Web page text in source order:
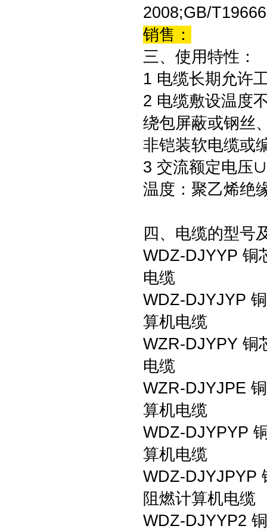
2008;GB/
销售：
三、使用特性：
1 电缆长期允许
2 电缆敷设温度
绕包屏蔽或钢丝
非铠装软电缆或
3 交流额定电压
温度：聚乙烯绝
四、电缆的型号
WDZ-DJYYP 铜
电缆
WDZ-DJYJYP
算机电缆
WZR-DJYPY 铜
电缆
WZR-DJYJPE
算机电缆
WDZ-DJYPYP
算机电缆
WDZ-DJYJPYP
阻燃计算机电缆
WDZ-DJYYP2